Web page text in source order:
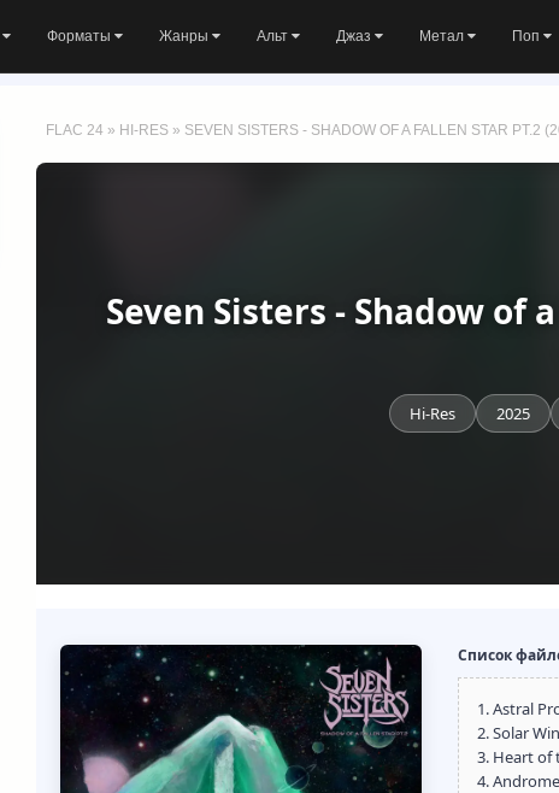
Форматы Жанры Альт Джаз Метал Поп
FLAC 24 » HI-RES » SEVEN SISTERS - SHADOW OF A FALLEN STAR PT.2
Seven Sisters - Shadow of
Hi-Res 2025
Список
1. Astral
2. Solar
3. Heart of
4.